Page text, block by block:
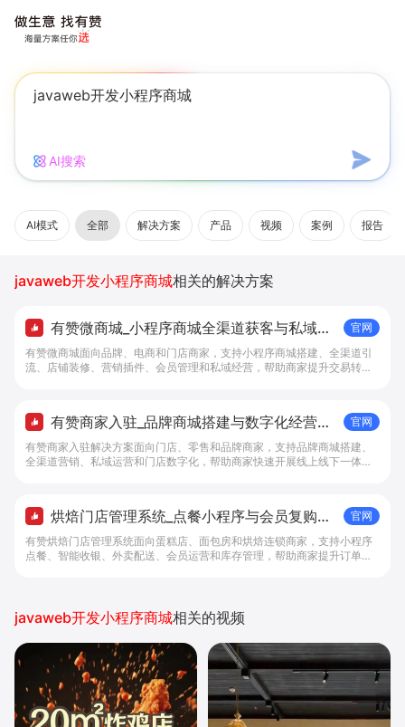
AI搜索
AI模式 全部 解决方案 产品 视频 案例 报告
javaweb开发小程序商城相关的解决方案
有赞微商城_小程序商城全渠道获客与私域复
购工具 - 做生意, 找有赞
官网
有赞微商城面向品牌、电商和门店商家，支持小程序商城搭建、全渠道引
流、店铺装修、营销插件、会员管理和私域经营，帮助商家提升交易转化
有赞商家入驻_品牌商城搭建与数字化经营解
决方案 - 做生意, 找有赞
官网
有赞商家入驻解决方案面向门店、零售和品牌商家，支持品牌商城搭建、
全渠道营销、私域运营和门店数字化，帮助商家快速开展线上线下一体化
烘焙门店管理系统_点餐小程序与会员复购工
具 - 做生意, 找有赞
官网
有赞烘焙门店管理系统面向蛋糕店、面包房和烘焙连锁商家，支持小程序
点餐、智能收银、外卖配送、会员运营和库存管理，帮助商家提升订单转
javaweb开发小程序商城相关的视频